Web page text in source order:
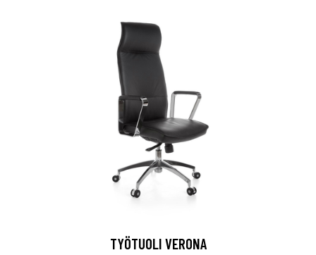
TYÖTUOLI VERONA